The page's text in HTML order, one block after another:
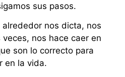
sus pasos.
nos dicta, nos
nos hace caer en
son lo correcto para
en la vida.